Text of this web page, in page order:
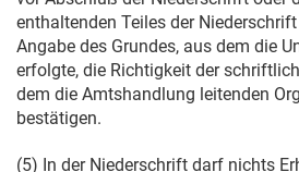
enthaltenden Teiles der
Angabe des Grundes, aus dem die
erfolgte, die Richtigkeit der
dem die Amtshandlung leitenden
bestätigen.
(5) In der Niederschrift darf nichts